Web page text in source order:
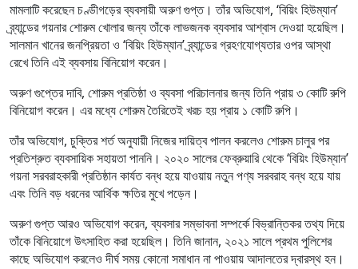
মামলাটি করেছেন চণ্ডীগড়ের ব্যবসায়ী অরুণ গুপ্ত। তাঁর অভিযোগ, ‘বিয়িং হিউম্যান’
ব্র্যান্ডের গয়নার শোরুম খোলার জন্য তাঁকে লাভজনক ব্যবসার আশ্বাস দেওয়া হয়েছিল।
সালমান খানের জনপ্রিয়তা ও ‘বিয়িং হিউম্যান’ ব্র্যান্ডের গ্রহণযোগ্যতার ওপর আস্থা
রেখে তিনি এই ব্যবসায় বিনিয়োগ করেন।
অরুণ গুপ্তের দাবি, শোরুম প্রতিষ্ঠা ও ব্যবসা পরিচালনার জন্য তিনি প্রায় ৩ কোটি রুপি
বিনিয়োগ করেন। এর মধ্যে শোরুম তৈরিতেই খরচ হয় প্রায় ১ কোটি রুপি।
তাঁর অভিযোগ, চুক্তির শর্ত অনুযায়ী নিজের দায়িত্ব পালন করলেও শোরুম চালুর পর
প্রতিশ্রুত ব্যবসায়িক সহায়তা পাননি। ২০২০ সালের ফেব্রুয়ারি থেকে ‘বিয়িং হিউম্যান’
গয়না সরবরাহকারী প্রতিষ্ঠান কার্যত বন্ধ হয়ে যাওয়ায় নতুন পণ্য সরবরাহ বন্ধ হয়ে যায়
এবং তিনি বড় ধরনের আর্থিক ক্ষতির মুখে পড়েন।
অরুণ গুপ্ত আরও অভিযোগ করেন, ব্যবসার সম্ভাবনা সম্পর্কে বিভ্রান্তিকর তথ্য দিয়ে
তাঁকে বিনিয়োগে উৎসাহিত করা হয়েছিল। তিনি জানান, ২০২১ সালে প্রথম পুলিশের
কাছে অভিযোগ করলেও দীর্ঘ সময় কোনো সমাধান না পাওয়ায় আদালতের দ্বারস্থ হন।